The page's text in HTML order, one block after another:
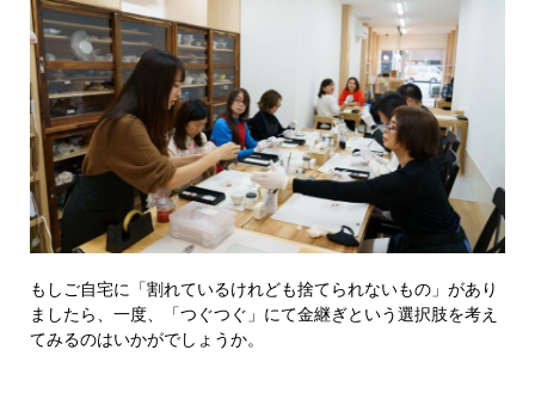
もしご自宅に「割れているけれども捨てられないもの」があり
ましたら、一度、「つぐつぐ」にて金継ぎという選択肢を考え
てみるのはいかがでしょうか。